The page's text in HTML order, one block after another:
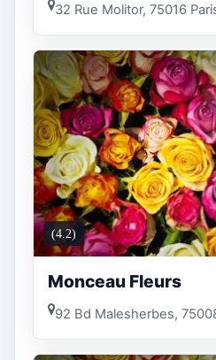
32 Rue Molitor, 75016
(4.2)
Monceau Fleurs
92 Bd Malesherbes,